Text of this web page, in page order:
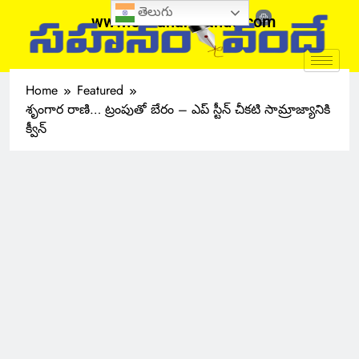
www.sahanamvande.com
Home
Featured
శృంగార రాణి… ట్రంపుతో బేరం – ఎప్ స్టీన్ చీకటి సామ్రాజ్యానికి
క్వీన్
తెలుగు